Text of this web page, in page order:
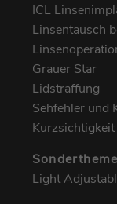
ICL
Linsentausch
Grauer Star
Lidstraffung
Sehfehler und
Kurzsichtigkeit
Light